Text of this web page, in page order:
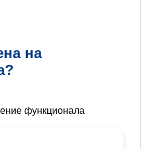
на
функционала